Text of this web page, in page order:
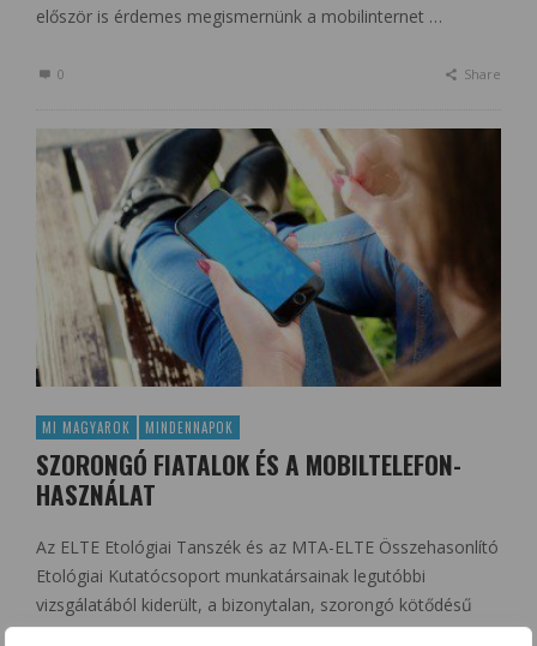
először is érdemes megismernünk a mobilinternet …
0 Share
MI MAGYAROK MINDENNAPOK
SZORONGÓ FIATALOK ÉS A MOBILTELEFON-
HASZNÁLAT
Az ELTE Etológiai Tanszék és az MTA-ELTE Összehasonlító
Etológiai Kutatócsoport munkatársainak legutóbbi
vizsgálatából kiderült, a bizonytalan, szorongó kötődésű
fiatalok jobban ragaszkodnak a mobiltelefon által nyújtotta